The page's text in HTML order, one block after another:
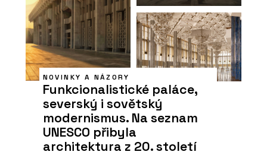
NOVINKY A NÁZORY
Funkcionalistické paláce,
severský i sovětský
modernismus. Na seznam
UNESCO přibyla
architektura z 20. století